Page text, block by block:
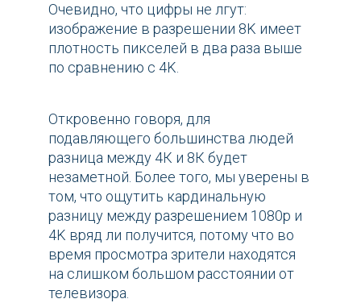
Очевидно, что цифры не лгут:
изображение в разрешении 8K имеет
плотность пикселей в два раза выше
по сравнению с 4K.
Откровенно говоря, для
подавляющего большинства людей
разница между 4К и 8К будет
незаметной. Более того, мы уверены в
том, что ощутить кардинальную
разницу между разрешением 1080p и
4K вряд ли получится, потому что во
время просмотра зрители находятся
на слишком большом расстоянии от
телевизора.